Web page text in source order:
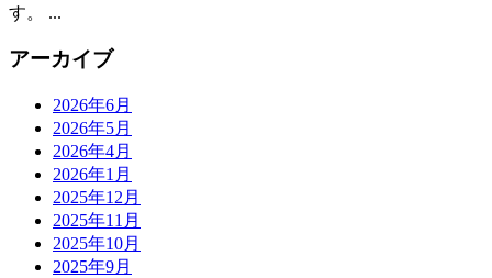
す。 ...
アーカイブ
2026年6月
2026年5月
2026年4月
2026年1月
2025年12月
2025年11月
2025年10月
2025年9月